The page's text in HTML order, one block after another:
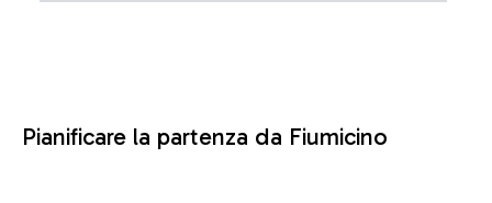
Pianificare la partenza da Fiumicino